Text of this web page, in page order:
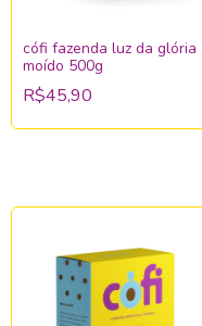
cófi fazenda luz da glória
moído 500g
R$45,90